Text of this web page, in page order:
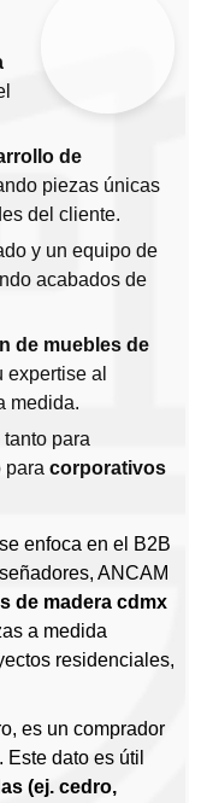
de
piezas únicas
del cliente.
y un equipo de
acabados de
de muebles de
expertise al
medida.
para
para corporativos
enfoca en el B2B
ANCAM
de madera cdmx
a medida
residenciales,
es un comprador
dato es útil
(ej. cedro,